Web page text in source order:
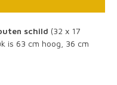
schild (32 x 17
is 63 cm hoog, 36 cm